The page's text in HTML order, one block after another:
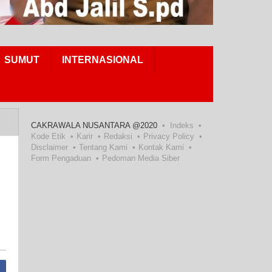
SUMUT INTERNASIONAL
CAKRAWALA NUSANTARA @2020
Indeks
Kode Etik
Karir Redaksi
Privacy Policy
Disclaimer
Tentang Kami
Kontak Kami
Form Pengaduan
Pedoman Media Siber